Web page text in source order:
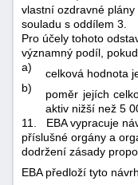
vlastní ozdravné
souladu s oddílem 3.
Pro účely tohoto
významný podíl,
a)
celková hodnota
b)
poměr jejích
aktiv nižší než 5
11.
EBA vypracuje
příslušné orgány a
dodržení zásady
EBA předloží tyto